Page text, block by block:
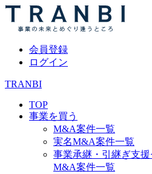
会員登録
ログイン
TRANBI
TOP
事業を買う
M&A案件一覧
実名M&A案件一覧
事業承継・引継ぎ支
M&A案件一覧